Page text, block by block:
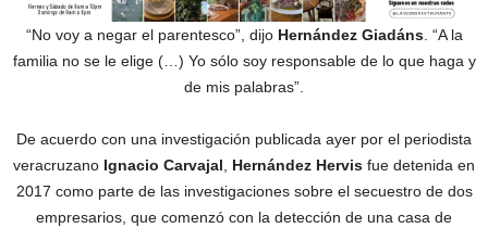
“No voy a negar el parentesco”, dijo Hernández Giadáns. “A la
familia no se le elige (…) Yo sólo soy responsable de lo que haga y
de mis palabras”.
De acuerdo con una investigación publicada ayer por el periodista
veracruzano Ignacio Carvajal Hernández Hervis fue detenida en
2017 como parte de las investigaciones sobre el secuestro de dos
empresarios, que comenzó con la detección de una casa de